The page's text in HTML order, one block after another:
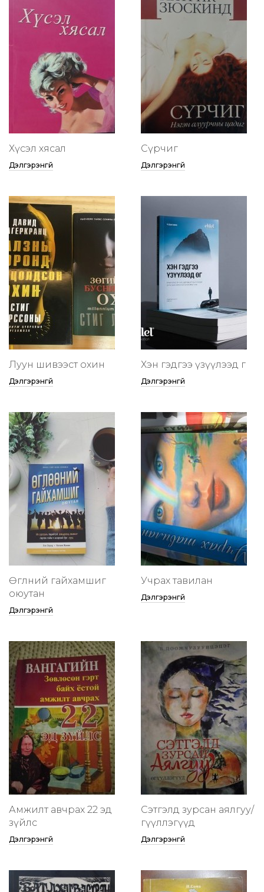
Хүсэл хясал
Дэлгэрэнгүй
Сүрчиг
Дэлгэрэнгүй
Луун шивээст охин
Дэлгэрэнгүй
Хэн гэдгээ үзүүлээд өг
Дэлгэрэнгүй
Өглөөний гайхамшиг
оюутан
Дэлгэрэнгүй
Учрах тавилан
Дэлгэрэнгүй
Амжилт авчрах 22 эд
зүйлс
Дэлгэрэнгүй
Сэтгэлд зурсан аялгуу/
өгүүллэгүүд
Дэлгэрэнгүй